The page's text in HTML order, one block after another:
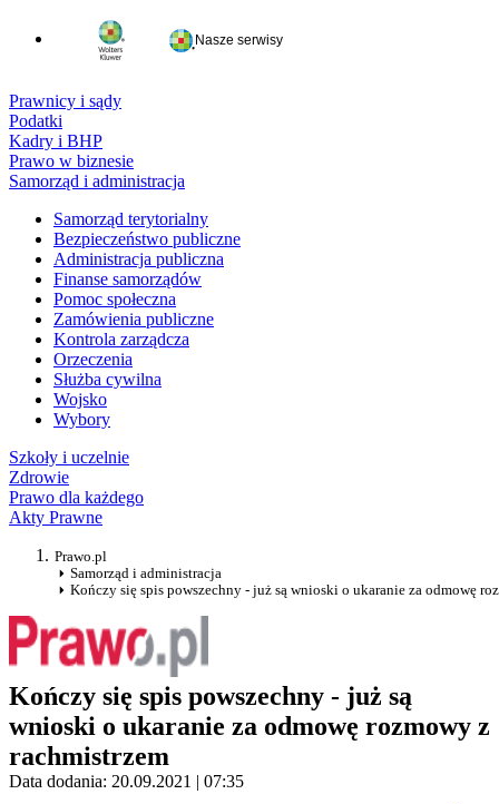
Nasze serwisy
Prawnicy i sądy
Podatki
Kadry i BHP
Prawo w biznesie
Samorząd i administracja
Samorząd terytorialny
Bezpieczeństwo publiczne
Administracja publiczna
Finanse samorządów
Pomoc społeczna
Zamówienia publiczne
Kontrola zarządcza
Orzeczenia
Służba cywilna
Wojsko
Wybory
Szkoły i uczelnie
Zdrowie
Prawo dla każdego
Akty Prawne
Prawo.pl
Samorząd i administracja
Kończy się spis powszechny - już są wnioski o ukaranie za odmowę
Kończy się spis powszechny - już są
wnioski o ukaranie za odmowę rozmowy z
rachmistrzem
Data dodania: 20.09.2021 | 07:35